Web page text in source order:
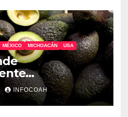
MÉXICO MICHOACÁN USA
de aguacate
INFOCOAH